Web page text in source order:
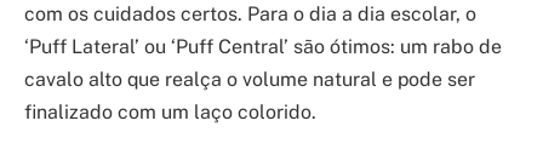
com os cuidados certos. Para o dia a dia escolar, o
‘Puff Lateral’ ou ‘Puff Central’ são ótimos: um rabo de
cavalo alto que realça o volume natural e pode ser
finalizado com um laço colorido.